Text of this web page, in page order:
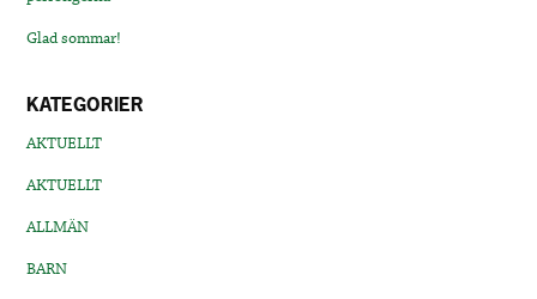
Glad sommar!
KATEGORIER
AKTUELLT
AKTUELLT
ALLMÄN
BARN